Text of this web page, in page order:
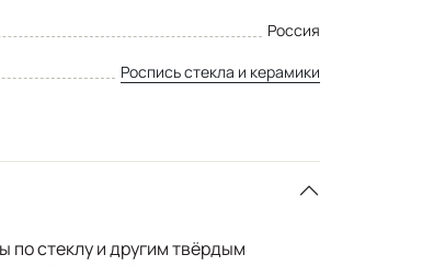
Россия
Роспись стекла и керамики
по стеклу и другим твёрдым